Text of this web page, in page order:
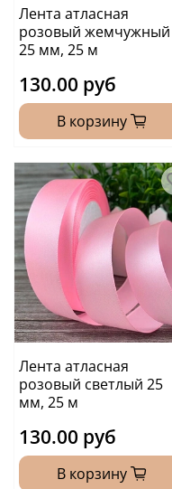
Лента атласная
розовый жемчужный
25 мм, 25 м
130.00 руб
В корзину
Лента атласная
розовый светлый 25
мм, 25 м
130.00 руб
В корзину